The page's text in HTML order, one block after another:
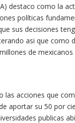
destaco como la
políticas
sus decisiones
asi que como
de
las acciones que
aportar su 50 por
publicas